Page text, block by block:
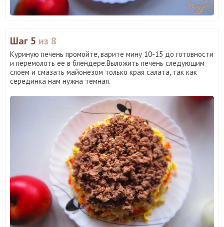
Шаг 5 из 8
Куриную печень промойте, варите мину 10-15 до готовности
и перемолоть ее в блендере.Выложить печень следующим
слоем и смазать майонезом только края салата, так как
серединка нам нужна темная.